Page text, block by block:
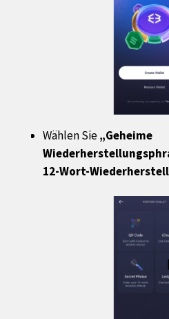
Wählen Sie„Geheime
12-Wort-